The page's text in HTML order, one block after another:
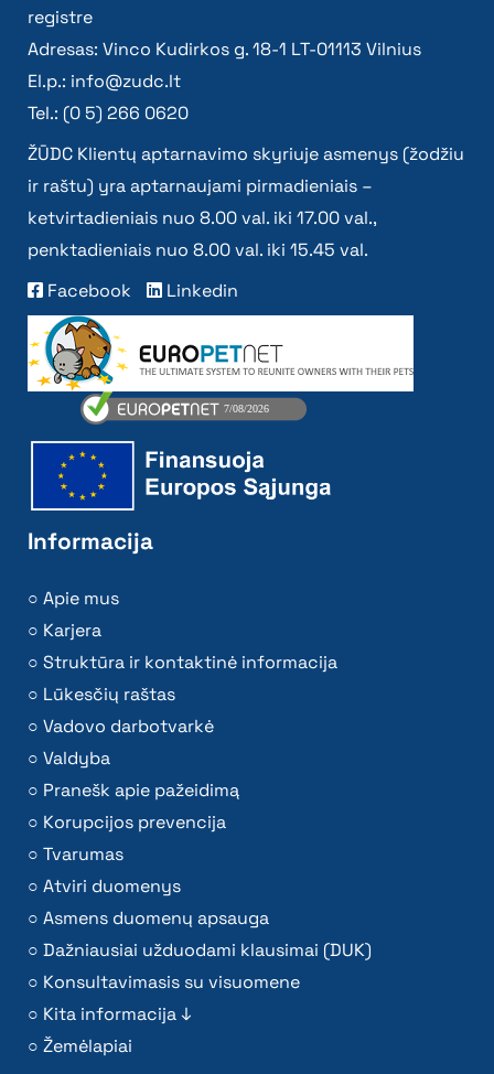
registre
Adresas: Vinco Kudirkos g. 18-1 LT-01113 Vilnius
El.p.: info@zudc.lt
Tel.: (0 5) 266 0620
ŽŪDC Klientų aptarnavimo skyriuje asmenys (žodžiu
ir raštu) yra aptarnaujami pirmadieniais –
ketvirtadieniais nuo 8.00 val. iki 17.00 val.,
penktadieniais nuo 8.00 val. iki 15.45 val.
Facebook
Linkedin
Informacija
Apie mus
Karjera
Struktūra ir kontaktinė informacija
Lūkesčių raštas
Vadovo darbotvarkė
Valdyba
Pranešk apie pažeidimą
Korupcijos prevencija
Tvarumas
Atviri duomenys
Asmens duomenų apsauga
Dažniausiai užduodami klausimai (DUK)
Konsultavimasis su visuomene
Kita informacija ↓
Žemėlapiai